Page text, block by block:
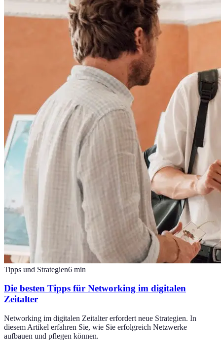
Tipps und Strategien6 min
Die besten Tipps für Networking im digitalen
Zeitalter
Networking im digitalen Zeitalter erfordert neue Strategien. In
diesem Artikel erfahren Sie, wie Sie erfolgreich Netzwerke
aufbauen und pflegen können.